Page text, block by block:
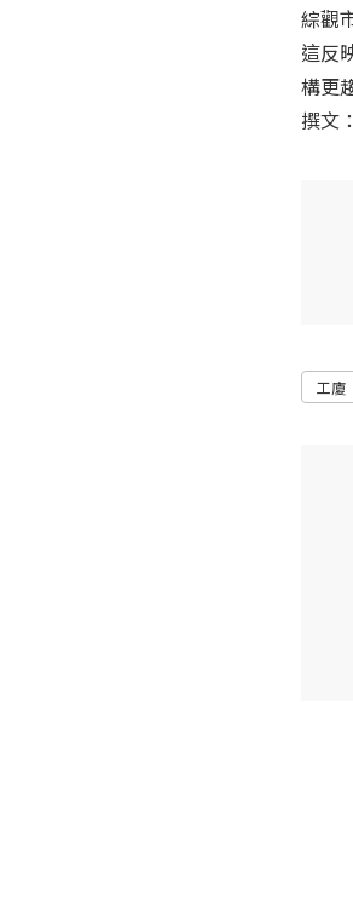
綜觀
這反
構更
撰文
工廈